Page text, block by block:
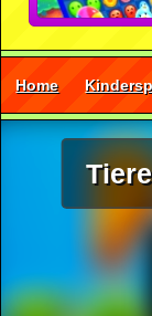
Home